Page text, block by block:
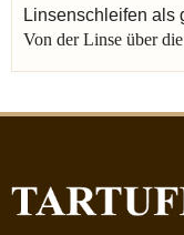
Linsenschleifen als
Von der Linse über